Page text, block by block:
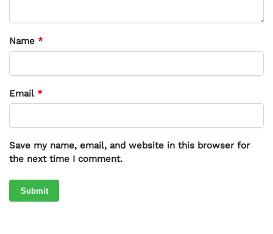
Name *
Email *
Save my name, email, and website in this browser for
the next time I comment.